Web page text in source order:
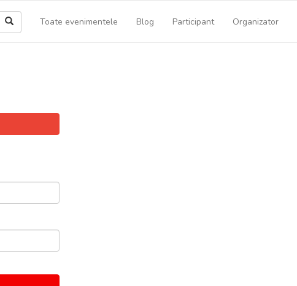
Toate evenimentele Blog Participant Organizator